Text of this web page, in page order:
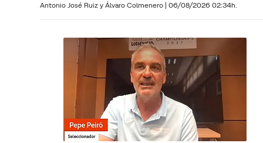
Antonio José Ruiz y Álvaro Colmenero | 06/08/2026 02:34h.